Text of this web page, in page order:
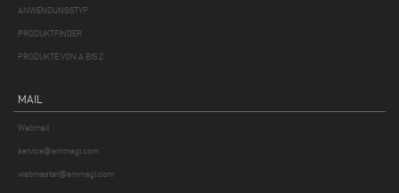
ANWENDUNGSTYP
PRODUKTFINDER
PRODUKTE VON A BIS Z
MAIL
Webmail
service@emmegi.com
webmaster@emmegi.com